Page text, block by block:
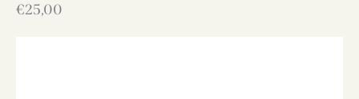
€25,00